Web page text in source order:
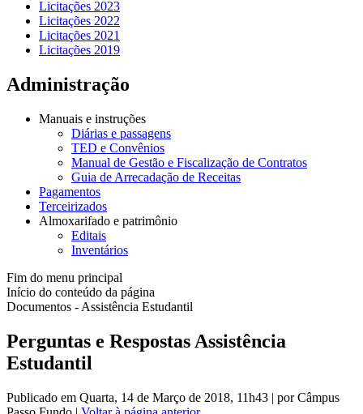
Licitações 2023
Licitações 2022
Licitações 2021
Licitações 2019
Administração
Manuais e instruções
Diárias e passagens
TED e Convênios
Manual de Gestão e Fiscalização de Contratos
Guia de Arrecadação de Receitas
Pagamentos
Terceirizados
Almoxarifado e patrimônio
Editais
Inventários
Fim do menu principal
Início do conteúdo da página
Documentos - Assistência Estudantil
Perguntas e Respostas Assistência
Estudantil
Publicado em Quarta, 14 de Março de 2018, 11h43 | por Câmpus